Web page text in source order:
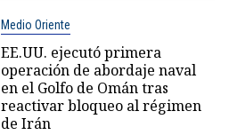
Medio Oriente
EE.UU. ejecutó primera
operación de abordaje naval
en el Golfo de Omán tras
reactivar bloqueo al régimen
de Irán